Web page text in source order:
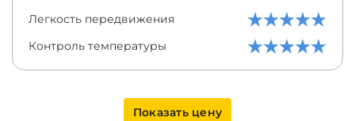
Легкость передвижения
Контроль температуры
Показать цену